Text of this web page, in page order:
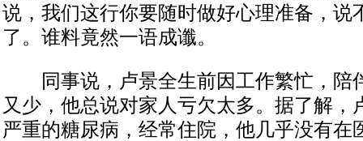
说，我们这行你要随时做好心理准备，说
了。谁料竟然一语成谶。
同事说，卢景全生前因工作繁忙，陪
又少，他总说对家人亏欠太多。据了解，
严重的糖尿病，经常住院，他几乎没有在